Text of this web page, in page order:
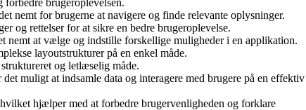
nemt for brugerne at navigere og finde relevante oplysninger.
og rettelser for at sikre en bedre brugeroplevelse.
nemt at vælge og indstille forskellige muligheder i en applikation.
layoutstrukturer på en enkel måde.
og letlæselig måde.
muligt at indsamle data og interagere med brugere på en effektiv
hjælper med at forbedre brugervenligheden og forklare